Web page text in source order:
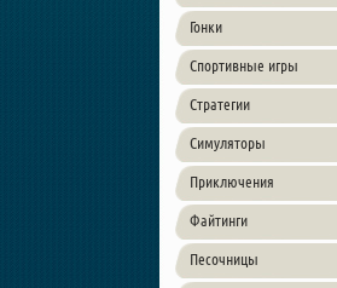
Гонки
Спортивные игры
Стратегии
Симуляторы
Приключения
Файтинги
Песочницы